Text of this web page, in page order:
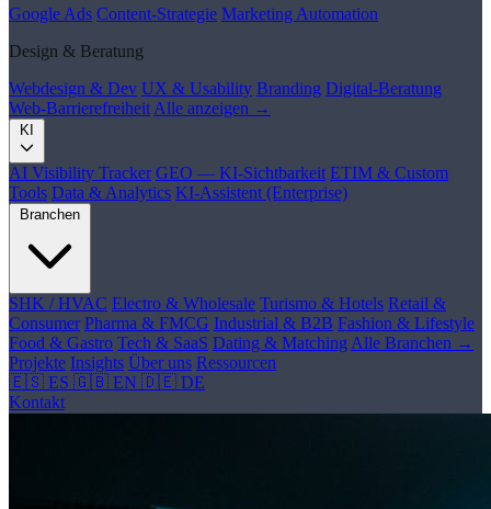
Google Ads Content-Strategie Marketing Automation
Design & Beratung
Webdesign & Dev UX & Usability Branding Digital-Beratung
Web-Barrierefreiheit Alle anzeigen →
KI
AI Visibility Tracker GEO — KI-Sichtbarkeit ETIM & Custom
Tools Data & Analytics KI-Assistent (Enterprise)
Branchen
SHK / HVAC Electro & Wholesale Turismo & Hotels Retail &
Consumer Pharma & FMCG Industrial & B2B Fashion & Lifestyle
Food & Gastro Tech & SaaS Dating & Matching Alle Branchen →
Projekte Insights Über uns Ressourcen
🇪🇸 ES 🇬🇧 EN 🇩🇪 DE
Kontakt